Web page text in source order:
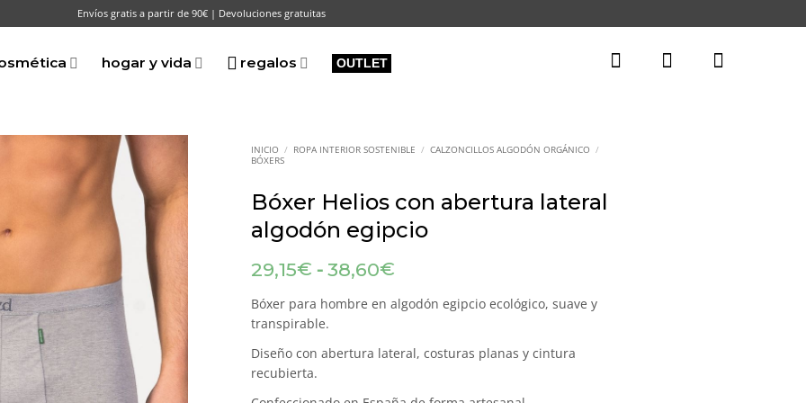
Envíos gratis a partir de 90€ | Devoluciones gratuitas
hogar y vida regalos OUTLET
INICIO / ROPA INTERIOR SOSTENIBLE / CALZONCILLOS ALGODÓN ORGÁNICO /
BÓXERS
Bóxer Helios con abertura lateral
algodón egipcio
29,15€ - 38,60€
precios:
29,15€
hasta
Bóxer para hombre en algodón egipcio ecológico, suave y
transpirable.
Diseño con abertura lateral, costuras planas y cintura
recubierta.